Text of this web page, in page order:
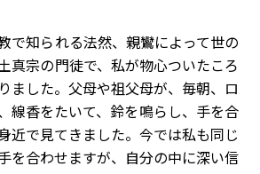
で知られる法然、親鸞によって世の
真宗の門徒で、私が物心ついたころ
ました。父母や祖父母が、毎朝、ロ
線香をたいて、鈴を鳴らし、手を合
近で見てきました。今では私も同じ
を合わせますが、自分の中に深い信